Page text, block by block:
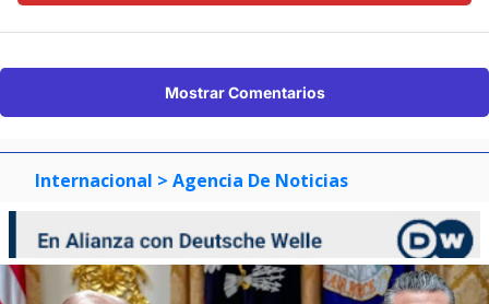
Mostrar Comentarios
Internacional > Agencia De Noticias